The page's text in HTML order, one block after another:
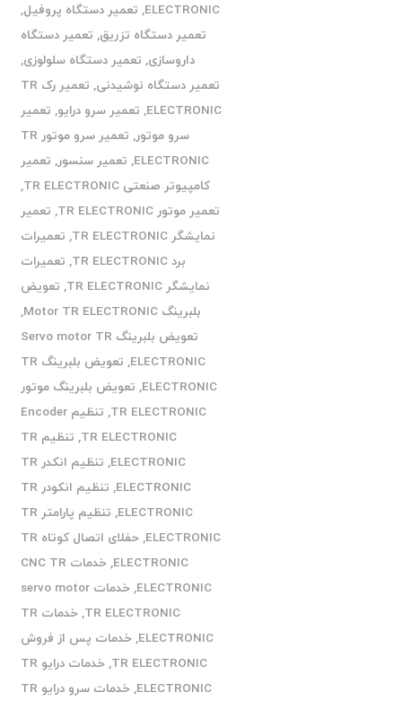
ELECTRONIC
, تعمیر دستگاه پروفیل,
تعمیر دستگاه تزریق, تعمیر دستگاه
داروسازی, تعمیر دستگاه سلولوزی,
تعمیر دستگاه نوشیدنی,
تعمیر رک TR
ELECTRONIC
, تعمیر سرو درایو, تعمیر
سرو موتور,
تعمیر سرو موتور TR
ELECTRONIC
, تعمیر سنسور, تعمیر
کامپیوتر صنعتی TR ELECTRONIC
,
تعمیر موتور TR ELECTRONIC
, تعمیر
نمایشگر TR ELECTRONIC
, تعمیرات
برد TR ELECTRONIC
, تعمیرات
نمایشگر TR ELECTRONIC
, تعویض
بلبرینگ Motor TR ELECTRONIC
,
تعویض بلبرینگ Servo motor TR
ELECTRONIC
,
تعویض بلبرینگ TR
ELECTRONIC
, تعویض بلبرینگ موتور
TR ELECTRONIC
,
تنظیم Encoder
TR ELECTRONIC
,
تنظیم TR
ELECTRONIC
,
تنظیم انکدر TR
ELECTRONIC
,
تنظیم انکودر TR
ELECTRONIC
,
تنظیم پارامتر TR
ELECTRONIC
,
حفلای اتصال کوتاه TR
ELECTRONIC
,
خدمات CNC TR
ELECTRONIC
,
خدمات servo motor
TR ELECTRONIC
,
خدمات TR
ELECTRONIC
,خدمات پس از فروش
TR ELECTRONIC
,
خدمات درایو TR
ELECTRONIC
, خدمات سرو درایو TR